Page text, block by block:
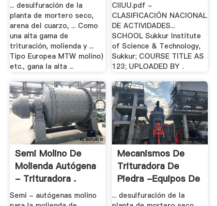
... desulfuración de la
planta de mortero seco,
arena del cuarzo, ... Como
una alta gama de
trituración, molienda y ...
Tipo Europea MTW molino)
etc., gana la alta ...
CIIUU.pdf -
CLASIFICACIÓN NACIONAL
DE ACTIVIDADES...
SCHOOL Sukkur Institute
of Science & Technology,
Sukkur; COURSE TITLE AS
123; UPLOADED BY .
Semi Molino De
Molienda Autógena
- Trituradora .
Semi - autógenas molino
Mecanismos De
Trituradora De
Piedra -equipos De
.
... desulfuración de la